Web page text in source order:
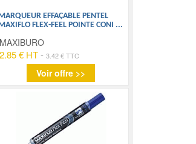
EFFAÇABLE PENTEL
FLEX-FEEL POINTE CONI ...
MAXIBURO
2.85 € HT-3.42 € TTC
Voir offre >>